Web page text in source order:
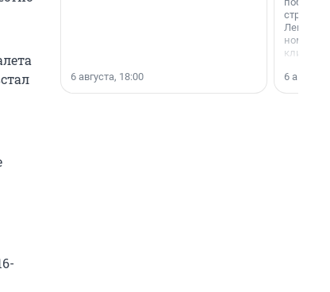
6 августа, 18:00
области».
6